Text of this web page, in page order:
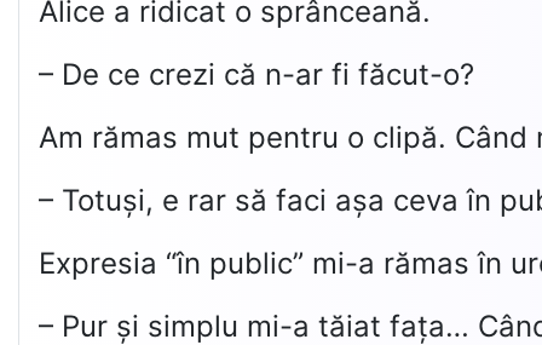
Alice a ridicat o sprânceană.
– De ce crezi că n-ar fi făcut-o?
Am rămas mut pentru o clipă.
– Totuși, e rar să faci așa ceva în
Expresia “în public” mi-a rămas în
– Pur și simplu mi-a tăiat fața…